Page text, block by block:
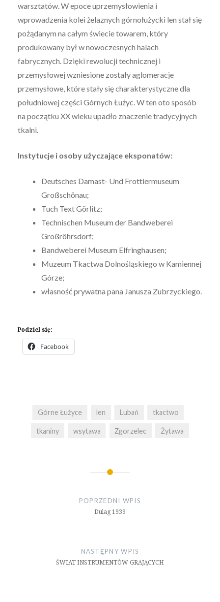
warsztatów. W epoce uprzemysłowienia i
wprowadzenia kolei żelaznych górnołużycki len stał się
pożądanym na całym świecie towarem, który
produkowany był w nowoczesnych halach
fabrycznych. Dzięki rewolucji technicznej i
przemysłowej wzniesione zostały aglomeracje
przemysłowe, które stały się charakterystyczne dla
południowej części Górnych Łużyc. W ten oto sposób
na początku XX wieku upadło znaczenie tradycyjnych
tkalni.
Instytucje i osoby użyczające eksponatów:
Deutsches Damast- Und Frottiermuseum
Großschönau;
Tuch Text Görlitz;
Technischen Museum der Bandweberei
Großröhrsdorf;
Bandweberei Museum Elfringhausen;
Muzeum Tkactwa Dolnośląskiego w Kamiennej
Górze;
własność prywatna pana Janusza Zubrzyckiego.
Podziel się:
Facebook
Górne Łużyce len Lubań tkactwo
tkaniny wsytawa Zgorzelec Żytawa
POPRZEDNI WPIS
Dulag 1939
NASTĘPNY WPIS
ŚWIAT INSTRUMENTÓW GRAJĄCYCH